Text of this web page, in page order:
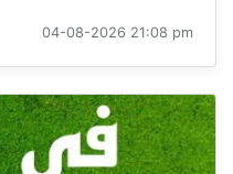
04-08-2026 21:08 pm